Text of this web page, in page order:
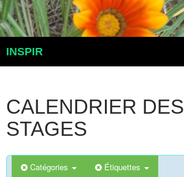
Aller
au
contenu
INSPIR
CALENDRIER DES
STAGES
Catégories Étiquettes